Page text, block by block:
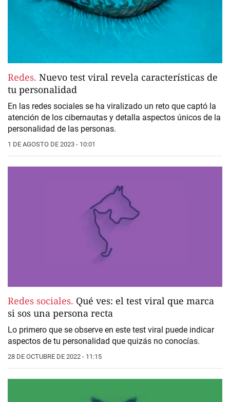
Redes. Nuevo test viral revela características de
tu personalidad
En las redes sociales se ha viralizado un reto que captó la
atención de los cibernautas y detalla aspectos únicos de la
personalidad de las personas.
1 DE AGOSTO DE 2023 - 10:01
Redes sociales. Qué ves: el test viral que marca
si sos una persona recta
Lo primero que se observe en este test viral puede indicar
aspectos de tu personalidad que quizás no conocías.
28 DE OCTUBRE DE 2022 - 11:15